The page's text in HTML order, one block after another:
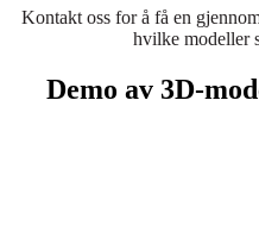
Kontakt oss for å få en
hvilke modeller
Demo av 3D-